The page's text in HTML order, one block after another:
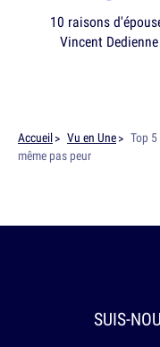
10 raisons
Vincent Dedienne
Accueil Vu en Une
Top
même pas peur
SUIS-